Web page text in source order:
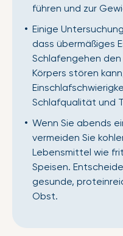
führen und zur
Einige
dass übermäßiges
Schlafengehen den
Körpers stören
Schlafqualität und
Wenn Sie abends
vermeiden Sie
Lebensmittel wie
Speisen.
gesunde,
Obst.